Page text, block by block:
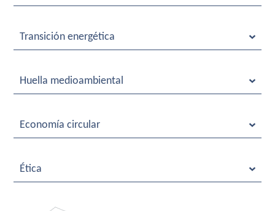
Transición energética
Huella medioambiental
Economía circular
Ética